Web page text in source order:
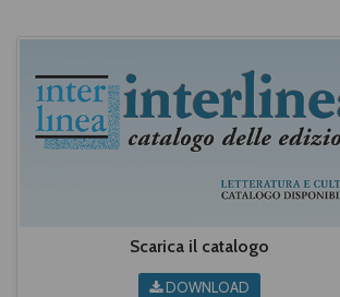
Scarica il catalogo
DOWNLOAD